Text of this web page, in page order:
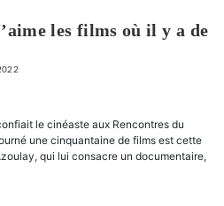
les films où il y a de
le cinéaste aux Rencontres du
une cinquantaine de films est cette
qui lui consacre un documentaire,